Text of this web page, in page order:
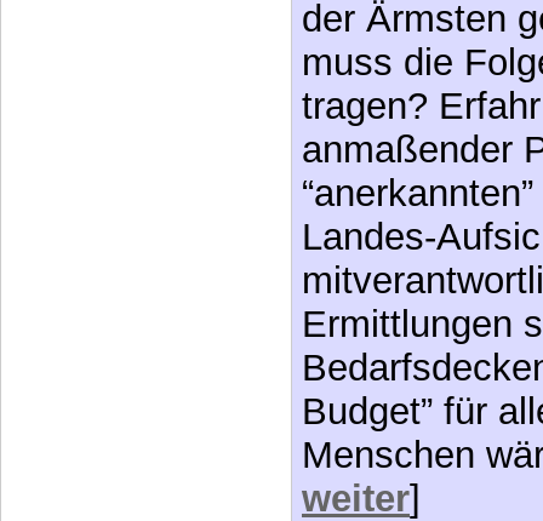
der Ärmsten
muss die
tragen?
anmaßender
Landes-
Ermittlungen
Budget” für
Menschen
weiter]